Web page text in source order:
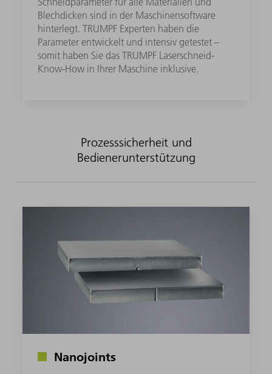
Blechdicken sind in der Maschinensoftware
hinterlegt. TRUMPF Experten haben die
Parameter entwickelt und intensiv getestet –
somit haben Sie das TRUMPF Laserschneid-
Know-How in Ihrer Maschine inklusive.
Prozesssicherheit und
Bedienerunterstützung
Nanojoints